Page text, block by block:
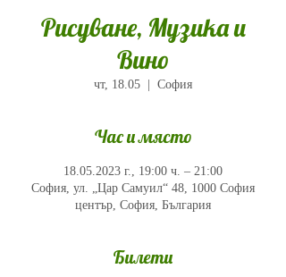
Рисуване, Музика и
Вино
чт, 18.05 София
Час и място
18.05.2023 г., 19:00 ч. – 21:00
София, ул. „Цар Самуил“ 48, 1000 София
център, София, България
Билети